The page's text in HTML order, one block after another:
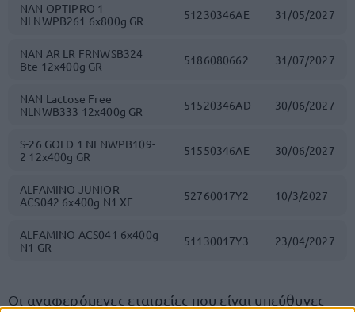
NAN OPTIPRO 1
NLNWPB261 6x800g GR
51230346AE 31/05/2027
NAN AR LR FRNWSB324
Bte 12x400g GR
5186080662 31/07/2027
NAN Lactose Free
NLNWB333 12x400g GR
51520346AD 30/06/2027
S-26 GOLD 1 NLNWPB109-
2 12x400g GR
51550346AE 30/06/2027
ALFAMINO JUNIOR
ACS042 6x400g N1 XE
52760017Y2 10/3/2027
ALFAMINO ACS041 6x400g
N1 GR
51130017Y3 23/04/2027
Οι αναφερόμενες εταιρείες που είναι υπεύθυνες